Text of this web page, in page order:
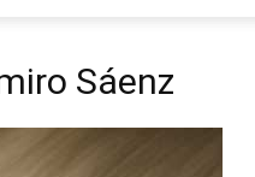
Sáenz